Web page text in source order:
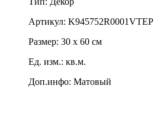
Артикул: K945752R0001VTEP
Размер: 30 x 60 см
Ед. изм.: кв.м.
Доп.инфо: Матовый